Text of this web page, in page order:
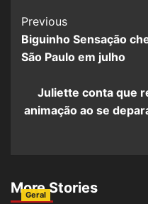
Post
Navigation
Previous
Biguinho Sensação
São Paulo em julho
Juliette conta que
animação ao se
More Stories
Geral